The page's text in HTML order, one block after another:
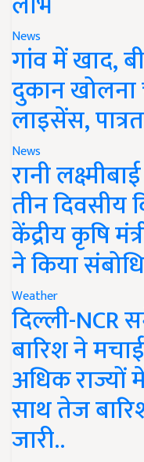
News
गांव में खाद,
दुकान खोलना
लाइसेंस,
News
रानी
तीन दिवसीय
केंद्रीय कृषि
ने किया
Weather
दिल्ली-NCR
बारिश ने
अधिक
साथ तेज
जारी..